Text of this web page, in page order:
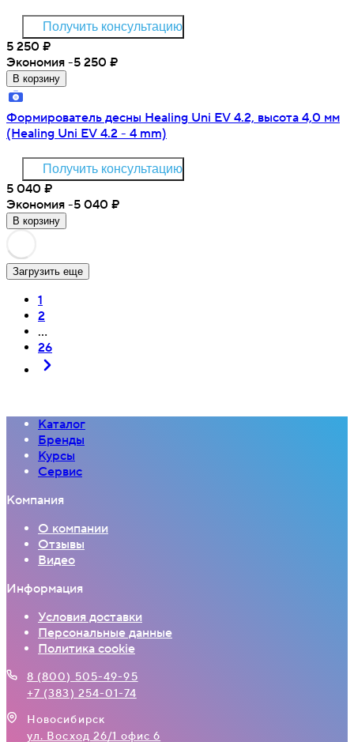
Получить консультацию
5 250 ₽
Экономия -5 250 ₽
В корзину
Формирователь десны Healing Uni EV 4.2, высота 4,0 мм
(Healing Uni EV 4.2 - 4 mm)
Получить консультацию
5 040 ₽
Экономия -5 040 ₽
В корзину
Загрузить еще
1
2
...
26
Каталог
Бренды
Курсы
Сервис
Компания
О компании
Отзывы
Видео
Информация
Условия доставки
Персональные данные
Политика cookie
8 (800) 505-49-95
+7 (383) 254-01-74
Новосибирск
ул. Восход 26/1 офис 6